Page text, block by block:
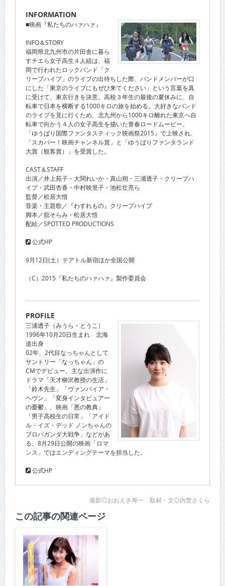
INFORMATION
■映画『私たちのハァハァ』
INFO＆STORY
福岡県北九州市の片田舎に暮ら
すチエら女子高生４人組は、福
岡で行われたロックバンド「ク
リープハイプ」のライブの出待ちした際、バンドメンバーが口
にした「東京のライブにもぜひ来てください」という言葉を真
に受けて、東京行きを決意。高校３年生の最後の夏休みに、自
転車で日本を横断する1000キロの旅を始める。大好きなバンド
のライブを見に行くため、北九州から1000キロ離れた東京へ自
転車で向かう４人の女子高生を描いた青春ロードムービー。
「ゆうばり国際ファンタスティック映画祭2015」で上映され、
「スカパー！映画チャンネル賞」と「ゆうばりファンタランド
大賞（観客賞）」を受賞した。
CAST＆STAFF
出演／井上苑子・大関れいか・真山朔・三浦透子・クリープハ
イプ・武田杏香・中村映里子・池松壮亮ら
監督／松居大悟
音楽・主題歌／『わすれもの』クリープハイプ
脚本／舘そらみ・松居大悟
配給／SPOTTED PRODUCTIONS
公式HP
9月12日(土）テアトル新宿ほか全国公開
（C）2015『私たちのハァハァ』製作委員会
PROFILE
三浦透子（みうら・とうこ）
1996年10月20日生まれ 北海
道出身
02年、2代目なっちゃんとして
サントリー「なっちゃん」の
CMでデビュー。主な出演作に
ドラマ「天才柳沢教授の生活」
「鈴木先生」「ヴァンパイア・
ヘヴン」「変身インタビュアー
の憂鬱」、映画「悪の教典」
「男子高校生の日常」「アイド
ル・イズ・デッド ノンちゃんの
プロパガンダ大戦争」などがあ
る。8月29日公開の映画「ロマ
ンス」ではエンディングテーマを担当した。
公式HP
撮影◎おおえき寿一 取材・文◎内埜さくら
この記事の関連ページ